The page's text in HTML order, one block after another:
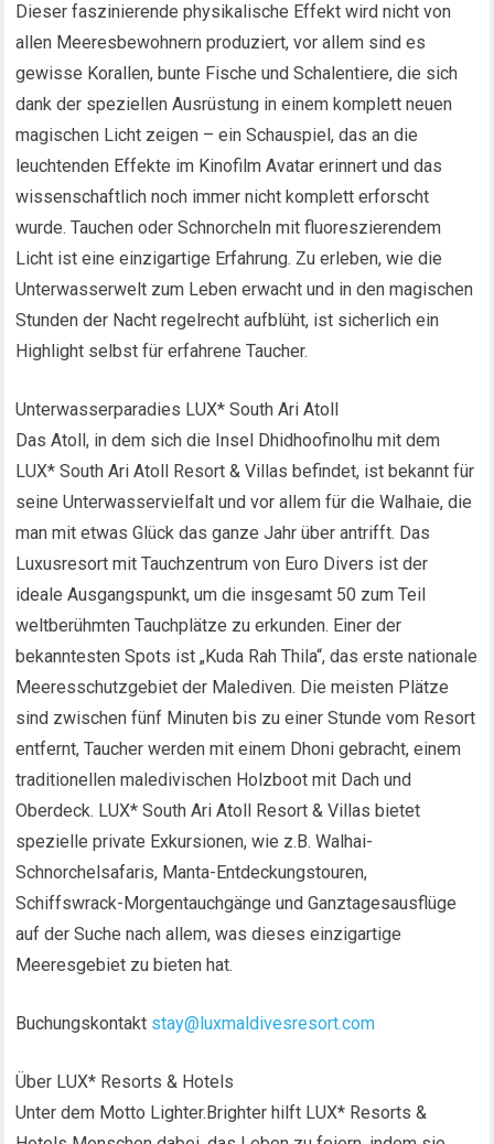
Dieser faszinierende physikalische Effekt wird nicht von
allen Meeresbewohnern produziert, vor allem sind es
gewisse Korallen, bunte Fische und Schalentiere, die sich
dank der speziellen Ausrüstung in einem komplett neuen
magischen Licht zeigen – ein Schauspiel, das an die
leuchtenden Effekte im Kinofilm Avatar erinnert und das
wissenschaftlich noch immer nicht komplett erforscht
wurde. Tauchen oder Schnorcheln mit fluoreszierendem
Licht ist eine einzigartige Erfahrung. Zu erleben, wie die
Unterwasserwelt zum Leben erwacht und in den magischen
Stunden der Nacht regelrecht aufblüht, ist sicherlich ein
Highlight selbst für erfahrene Taucher.
Unterwasserparadies LUX* South Ari Atoll
Das Atoll, in dem sich die Insel Dhidhoofinolhu mit dem
LUX* South Ari Atoll Resort & Villas befindet, ist bekannt für
seine Unterwasservielfalt und vor allem für die Walhaie, die
man mit etwas Glück das ganze Jahr über antrifft. Das
Luxusresort mit Tauchzentrum von Euro Divers ist der
ideale Ausgangspunkt, um die insgesamt 50 zum Teil
weltberühmten Tauchplätze zu erkunden. Einer der
bekanntesten Spots ist „Kuda Rah Thila“, das erste nationale
Meeresschutzgebiet der Malediven. Die meisten Plätze
sind zwischen fünf Minuten bis zu einer Stunde vom Resort
entfernt, Taucher werden mit einem Dhoni gebracht, einem
traditionellen maledivischen Holzboot mit Dach und
Oberdeck. LUX* South Ari Atoll Resort & Villas bietet
spezielle private Exkursionen, wie z.B. Walhai-
Schnorchelsafaris, Manta-Entdeckungstouren,
Schiffswrack-Morgentauchgänge und Ganztagesausflüge
auf der Suche nach allem, was dieses einzigartige
Meeresgebiet zu bieten hat.
Buchungskontakt stay@luxmaldivesresort.com
Über LUX* Resorts & Hotels
Unter dem Motto Lighter.Brighter hilft LUX* Resorts &